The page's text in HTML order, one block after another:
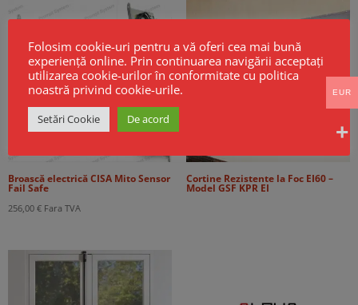
Broască electrică CISA Mito Sensor
Fail Safe
256,00 € Fara TVA
Cortine Rezistente la Foc EI60 –
Model GSF KPR EI
Folosim cookie-uri pentru a vă oferi cea mai bună
experiență online. Prin continuarea navigării acceptați
utilizarea cookie-urilor în conformitate cu politica
noastră privind cookie-urile.
Setări Cookie De acord
EUR